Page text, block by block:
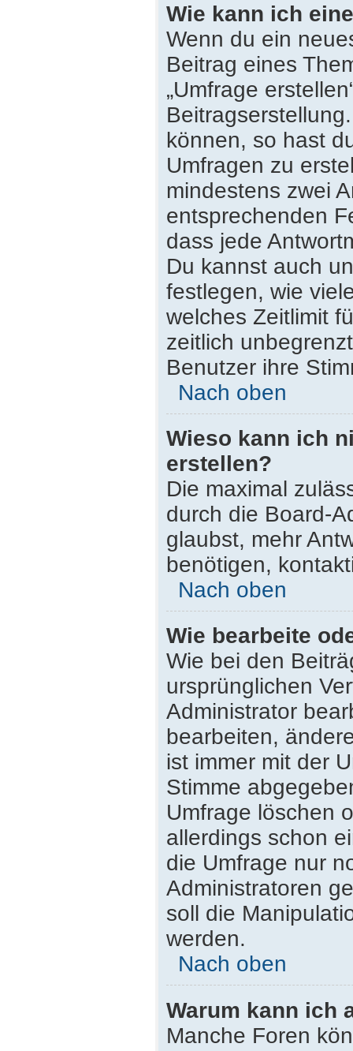
Wie kann ich
Wenn du ein
Beitrag eines
„Umfrage
können, so hast
Umfragen zu
mindestens zwei
entsprechenden
dass jede
Du kannst auch
festlegen, wie
welches Zeitlimit
zeitlich
Benutzer ihre
Nach oben
Wieso kann ich
erstellen?
Die maximal
durch die Board-
glaubst, mehr
benötigen,
Nach oben
Wie bearbeite
Wie bei den
ursprünglichen
Administrator
bearbeiten,
ist immer mit der
Stimme
Umfrage löschen
allerdings schon
die Umfrage nur
Administratoren
soll die
werden.
Nach oben
Warum kann ich
Manche Foren